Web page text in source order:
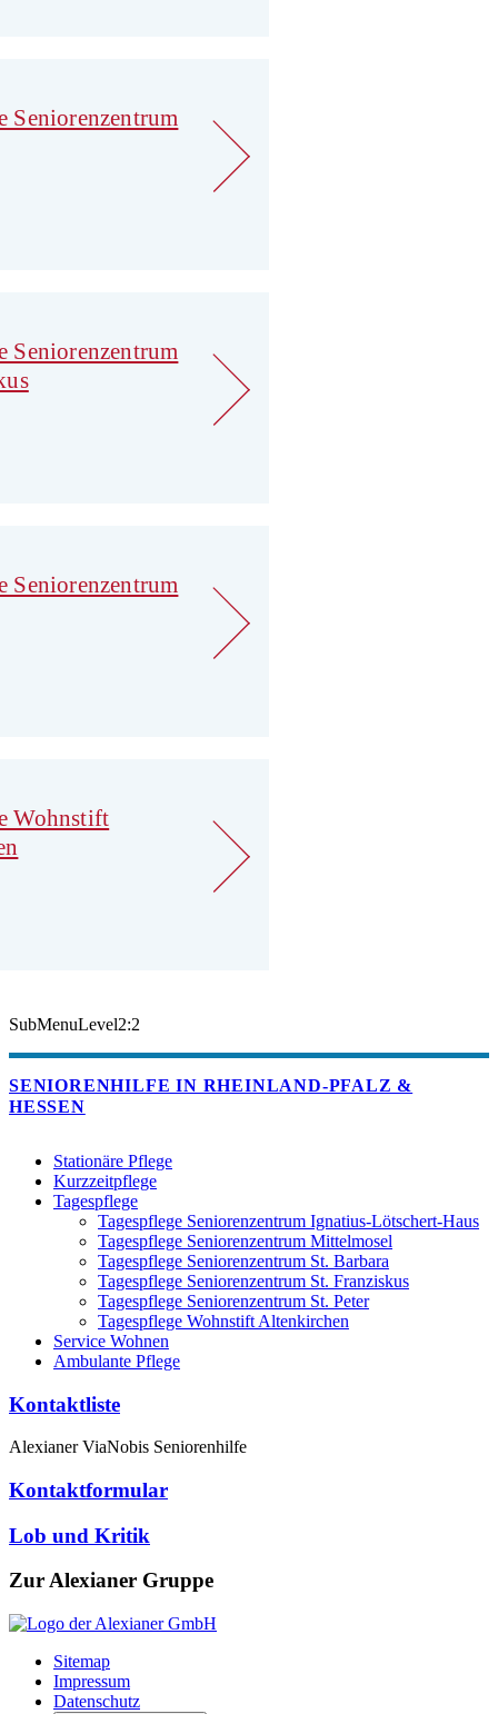
Seniorenzentrum
Seniorenzentrum
Seniorenzentrum
Wohnstift
SubMenuLevel2:2
SENIORENHILFE IN RHEINLAND-PFALZ &
HESSEN
Stationäre Pflege
Kurzzeitpflege
Tagespflege
Tagespflege Seniorenzentrum Ignatius-Lötschert-Haus
Tagespflege Seniorenzentrum Mittelmosel
Tagespflege Seniorenzentrum St. Barbara
Tagespflege Seniorenzentrum St. Franziskus
Tagespflege Seniorenzentrum St. Peter
Tagespflege Wohnstift Altenkirchen
Service Wohnen
Ambulante Pflege
Kontaktliste
Alexianer ViaNobis Seniorenhilfe
Kontaktformular
Lob und Kritik
Zur Alexianer Gruppe
Sitemap
Impressum
Datenschutz